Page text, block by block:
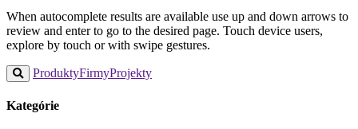
When autocomplete results are available use up and down arrows to
review and enter to go to the desired page. Touch device users,
explore by touch or with swipe gestures.
ProduktyFirmyProjekty
Kategórie